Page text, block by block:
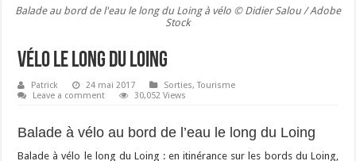
Balade au bord de l'eau le long du Loing à vélo © Didier Salou / Adobe
Stock
Vélo le long du Loing
Patrick 24 mai 2017 Sorties,Tourisme
Leave a comment
30,052 Views
Balade à vélo au bord de l’eau le long du Loing
Balade à vélo le long du Loing : en itinérance sur les bords du Loing,